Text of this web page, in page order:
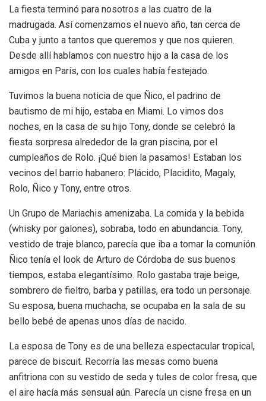
La fiesta terminó para nosotros a las cuatro de la
madrugada. Así comenzamos el nuevo año, tan cerca de
Cuba y junto a tantos que queremos y que nos quieren.
Desde allí hablamos con nuestro hijo a la casa de los
amigos en París, con los cuales había festejado.
Tuvimos la buena noticia de que Ñico, el padrino de
bautismo de mi hijo, estaba en Miami. Lo vimos dos
noches, en la casa de su hijo Tony, donde se celebró la
fiesta sorpresa alrededor de la gran piscina, por el
cumpleaños de Rolo. ¡Qué bien la pasamos! Estaban los
vecinos del barrio habanero: Plácido, Placidito, Magaly,
Rolo, Ñico y Tony, entre otros.
Un Grupo de Mariachis amenizaba. La comida y la bebida
(whisky por galones), sobraba, todo en abundancia. Tony,
vestido de traje blanco, parecía que iba a tomar la comunión.
Ñico tenía el look de Arturo de Córdoba de sus buenos
tiempos, estaba elegantísimo. Rolo gastaba traje beige,
sombrero de fieltro, barba y patillas, era todo un personaje.
Su esposa, buena muchacha, se ocupaba en la sala de su
bello bebé de apenas unos días de nacido.
La esposa de Tony es de una belleza espectacular tropical,
parece de biscuit. Recorría las mesas como buena
anfitriona con su vestido de seda y tules de color fresa, que
el aire hacía más sensual aún. Parecía un cisne fresa en un